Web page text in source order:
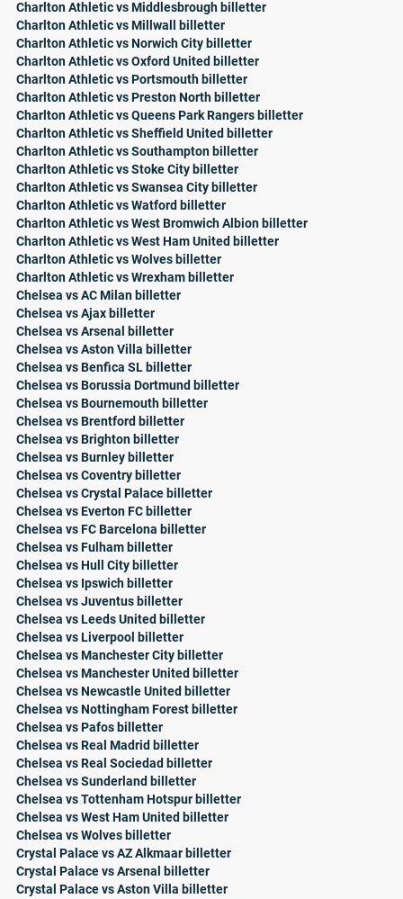
Charlton Athletic vs Middlesbrough billetter
Charlton Athletic vs Millwall billetter
Charlton Athletic vs Norwich City billetter
Charlton Athletic vs Oxford United billetter
Charlton Athletic vs Portsmouth billetter
Charlton Athletic vs Preston North billetter
Charlton Athletic vs Queens Park Rangers billetter
Charlton Athletic vs Sheffield United billetter
Charlton Athletic vs Southampton billetter
Charlton Athletic vs Stoke City billetter
Charlton Athletic vs Swansea City billetter
Charlton Athletic vs Watford billetter
Charlton Athletic vs West Bromwich Albion billetter
Charlton Athletic vs West Ham United billetter
Charlton Athletic vs Wolves billetter
Charlton Athletic vs Wrexham billetter
Chelsea vs AC Milan billetter
Chelsea vs Ajax billetter
Chelsea vs Arsenal billetter
Chelsea vs Aston Villa billetter
Chelsea vs Benfica SL billetter
Chelsea vs Borussia Dortmund billetter
Chelsea vs Bournemouth billetter
Chelsea vs Brentford billetter
Chelsea vs Brighton billetter
Chelsea vs Burnley billetter
Chelsea vs Coventry billetter
Chelsea vs Crystal Palace billetter
Chelsea vs Everton FC billetter
Chelsea vs FC Barcelona billetter
Chelsea vs Fulham billetter
Chelsea vs Hull City billetter
Chelsea vs Ipswich billetter
Chelsea vs Juventus billetter
Chelsea vs Leeds United billetter
Chelsea vs Liverpool billetter
Chelsea vs Manchester City billetter
Chelsea vs Manchester United billetter
Chelsea vs Newcastle United billetter
Chelsea vs Nottingham Forest billetter
Chelsea vs Pafos billetter
Chelsea vs Real Madrid billetter
Chelsea vs Real Sociedad billetter
Chelsea vs Sunderland billetter
Chelsea vs Tottenham Hotspur billetter
Chelsea vs West Ham United billetter
Chelsea vs Wolves billetter
Crystal Palace vs AZ Alkmaar billetter
Crystal Palace vs Arsenal billetter
Crystal Palace vs Aston Villa billetter